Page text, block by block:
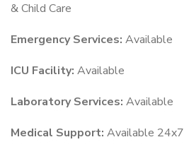
& Child Care
Emergency Services: Available
ICU Facility: Available
Laboratory Services: Available
Medical Support: Available 24x7